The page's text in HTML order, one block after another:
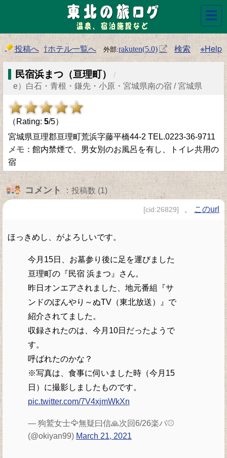
投稿へ ⇧ホテル一覧へ rakuten(5.0) 検索 ※Help
民宿浜まつ（亘理町）
/
e）白石・青根・鎌先・小原・宮城県南の宿 / 宮城県
（Rating: 5/5）
宮城県亘理郡亘理町荒浜字藤平橋44-2 TEL.0223-36-9711
館内禁煙で、男女別のお風呂を有し、トイレ共用の
宿
コメント ：投稿数 (1)
[cid:26829] このurl
ほっきめし、がよろしいです。
今月15日、お墓参り後に足を運びました
亘理町の『民宿 浜まつ』さん。
昨日オンエアされました、地元番組『サ
ンドのぼんやり～ぬTV（東北放送）』で
紹介されてました。
収録されたのは、今月10日だったようで
す。
呼ばれたのかな？
※写真は、食事に伺いました時（今月15
日）に撮影しましたものです。
pic.twitter.com/7V4xjmWkXn
— 狗鷲女士🦅無疑曰信🙏次回6/26楽パ⚾
(@okiyan99) March 21, 2021
☰